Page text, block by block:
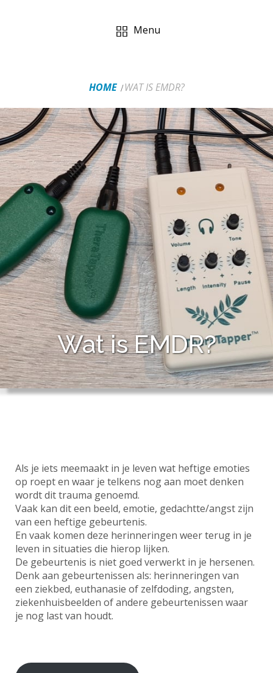
Menu
HOME WAT IS EMDR?
Wat is EMDR?
Als je iets meemaakt in je leven wat heftige emoties
op roept en waar je telkens nog aan moet denken
wordt dit trauma genoemd.
Vaak kan dit een beeld, emotie, gedachtte/angst zijn
van een heftige gebeurtenis.
En vaak komen deze herinneringen weer terug in je
leven in situaties die hierop lijken.
De gebeurtenis is niet goed verwerkt in je hersenen.
Denk aan gebeurtenissen als: herinneringen van
een ziekbed, euthanasie of zelfdoding, angsten,
ziekenhuisbeelden of andere gebeurtenissen waar
je nog last van houdt.